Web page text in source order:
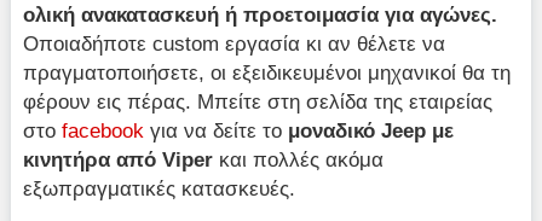
ολική ανακατασκευή ή προετοιμασία για αγώνες.
Οποιαδήποτε custom εργασία κι αν θέλετε να
πραγματοποιήσετε, οι εξειδικευμένοι μηχανικοί θα τη
φέρουν εις πέρας. Μπείτε στη σελίδα της εταιρείας
στοfacebook για να δείτε το μοναδικό Jeep με
κινητήρα από Viper και πολλές ακόμα
εξωπραγματικές κατασκευές.